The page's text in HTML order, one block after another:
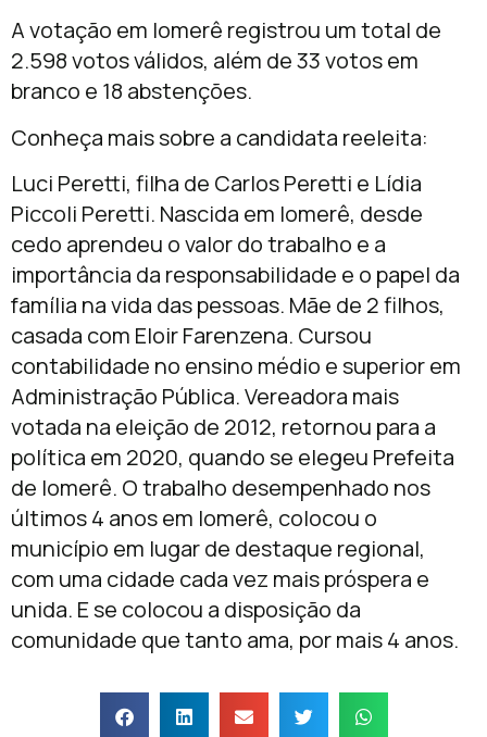
A votação em Iomerê registrou um total de
2.598 votos válidos, além de 33 votos em
branco e 18 abstenções.
Conheça mais sobre a candidata reeleita:
Luci Peretti, filha de Carlos Peretti e Lídia
Piccoli Peretti. Nascida em Iomerê, desde
cedo aprendeu o valor do trabalho e a
importância da responsabilidade e o papel da
família na vida das pessoas. Mãe de 2 filhos,
casada com Eloir Farenzena. Cursou
contabilidade no ensino médio e superior em
Administração Pública. Vereadora mais
votada na eleição de 2012, retornou para a
política em 2020, quando se elegeu Prefeita
de Iomerê. O trabalho desempenhado nos
últimos 4 anos em Iomerê, colocou o
município em lugar de destaque regional,
com uma cidade cada vez mais próspera e
unida. E se colocou a disposição da
comunidade que tanto ama, por mais 4 anos.